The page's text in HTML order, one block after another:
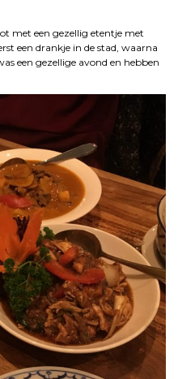
met een gezellig etentje met
een drankje in de stad, waarna
een gezellige avond en hebben